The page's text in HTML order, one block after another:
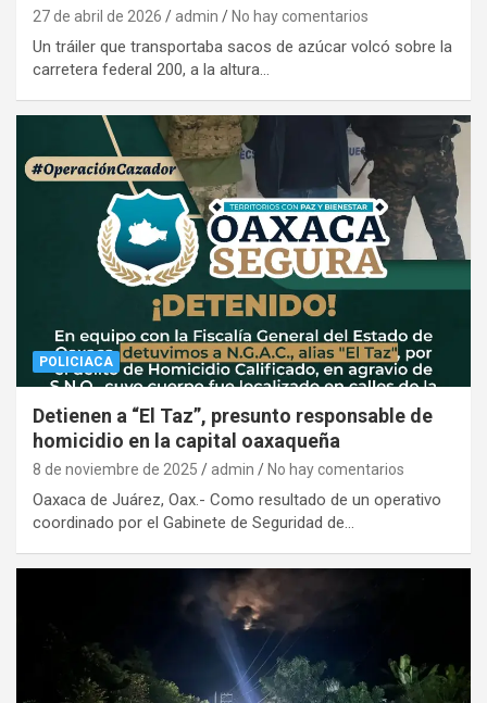
27 de abril de 2026 admin No hay comentarios
Un tráiler que transportaba sacos de azúcar volcó sobre la
carretera federal 200, a la altura…
POLICIACA
Detienen a “El Taz”, presunto responsable de
homicidio en la capital oaxaqueña
8 de noviembre de 2025 admin No hay comentarios
Oaxaca de Juárez, Oax.- Como resultado de un operativo
coordinado por el Gabinete de Seguridad de…